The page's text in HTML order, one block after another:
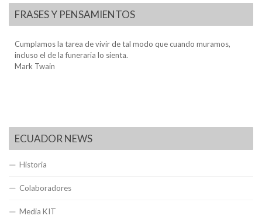
FRASES Y PENSAMIENTOS
Cumplamos la tarea de vivir de tal modo que cuando muramos,
incluso el de la funeraria lo sienta.
Mark Twain
ECUADOR NEWS
Historia
Colaboradores
Media KIT